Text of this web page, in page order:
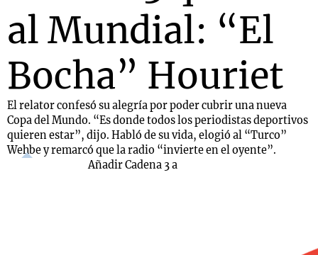
al Mundial: “El
Bocha” Houriet
El relator confesó su alegría por poder cubrir una nueva
Copa del Mundo. “Es donde todos los periodistas deportivos
quieren estar”, dijo. Habló de su vida, elogió al “Turco”
Wehbe y remarcó que la radio “invierte en el oyente”.
Añadir Cadena 3 a